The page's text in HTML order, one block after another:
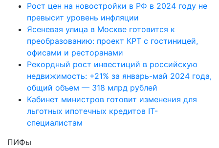
Рост цен на новостройки в РФ в 2024 году не
превысит уровень инфляции
Ясеневая улица в Москве готовится к
преобразованию: проект КРТ с гостиницей,
офисами и ресторанами
Рекордный рост инвестиций в российскую
недвижимость: +21% за январь-май 2024 года,
общий объем — 318 млрд рублей
Кабинет министров готовит изменения для
льготных ипотечных кредитов IT-
специалистам
ПИФы